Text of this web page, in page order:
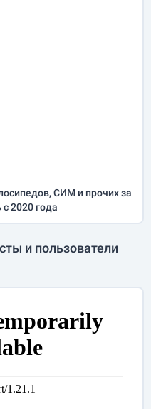
СИМ и прочих за
с 2020 года
и пользователи